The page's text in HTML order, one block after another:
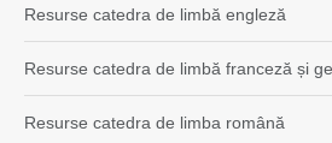
Resurse catedra de limbă engleză
Resurse catedra de limbă franceză și
Resurse catedra de limba română